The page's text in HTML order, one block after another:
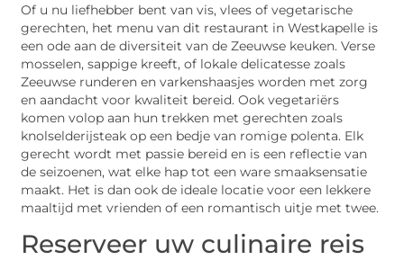
Of u nu liefhebber bent van vis, vlees of vegetarische
gerechten, het menu van dit restaurant in Westkapelle is
een ode aan de diversiteit van de Zeeuwse keuken. Verse
mosselen, sappige kreeft, of lokale delicatesse zoals
Zeeuwse runderen en varkenshaasjes worden met zorg
en aandacht voor kwaliteit bereid. Ook vegetariërs
komen volop aan hun trekken met gerechten zoals
knolselderijsteak op een bedje van romige polenta. Elk
gerecht wordt met passie bereid en is een reflectie van
de seizoenen, wat elke hap tot een ware smaaksensatie
maakt. Het is dan ook de ideale locatie voor een lekkere
maaltijd met vrienden of een romantisch uitje met twee.
Reserveer uw culinaire reis